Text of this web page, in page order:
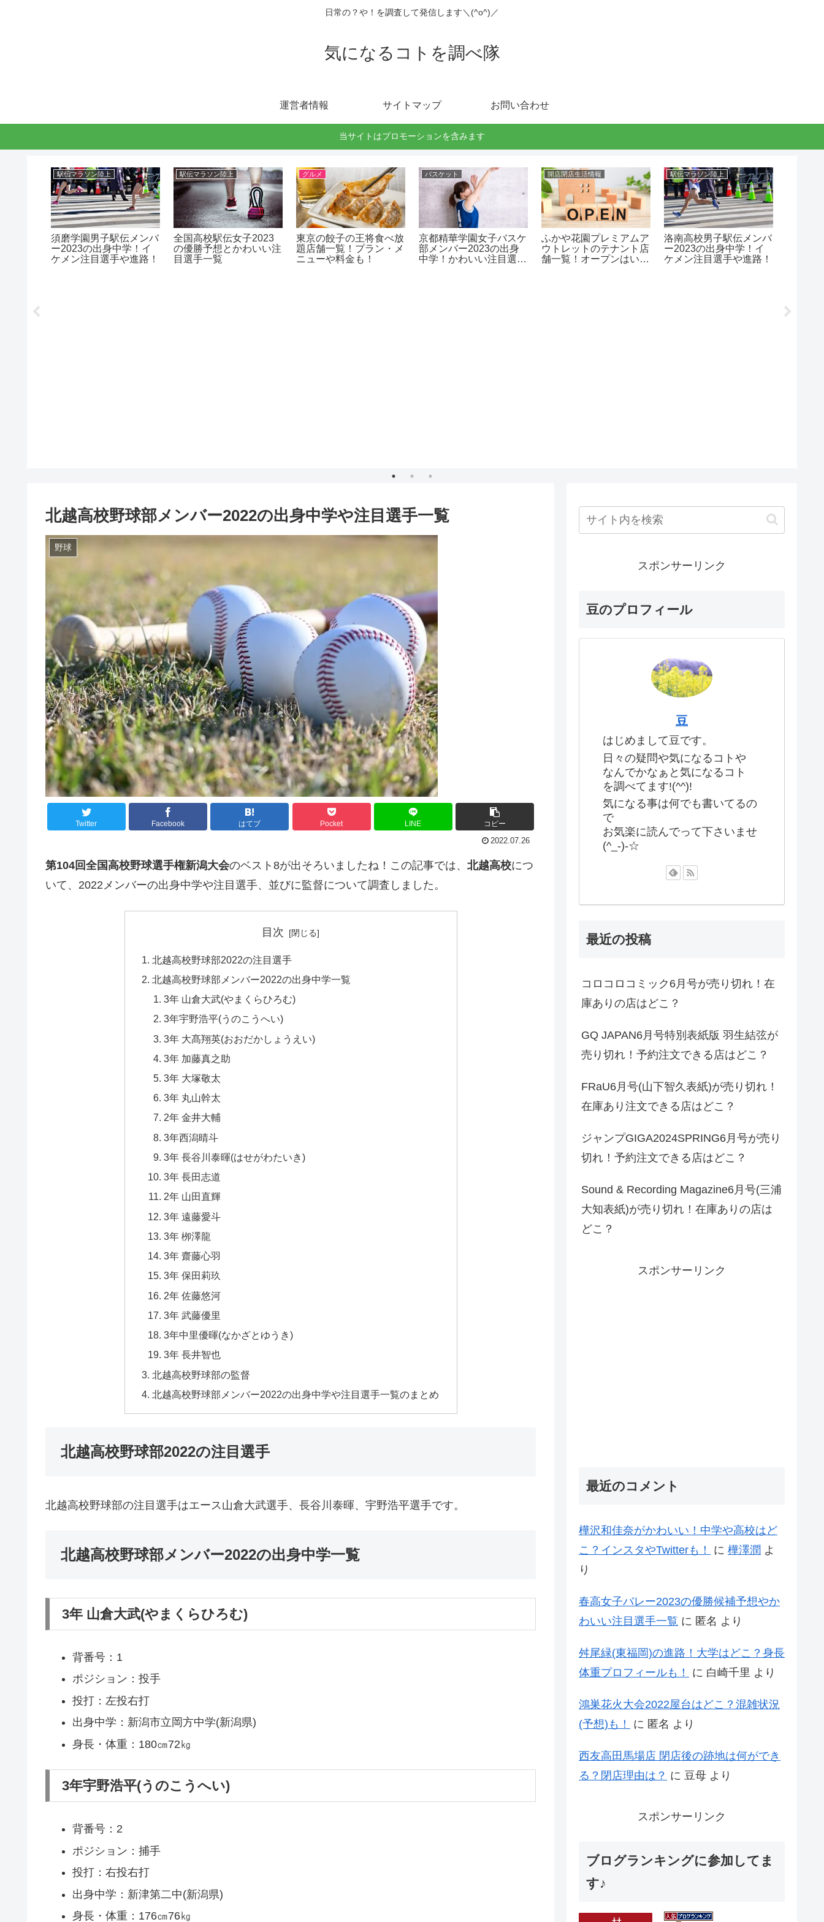
日常の？や！を調査して発信します＼(^o^)／
気になるコトを調べ隊
運営者情報 サイトマップ お問い合わせ
当サイトはプロモーションを含みます
駅伝マラソン陸上
須磨学園男子駅伝メンバ
ー2023の出身中学！イ
ケメン注目選手や進路！
駅伝マラソン陸上
全国高校駅伝女子2023
の優勝予想とかわいい注
目選手一覧
グルメ
東京の餃子の王将食べ放
題店舗一覧！プラン・メ
ニューや料金も！
バスケット
京都精華学園女子バスケ
部メンバー2023の出身
中学！かわいい注目選手
開店閉店生活情報
ふかや花園プレミアムア
ウトレットのテナント店
舗一覧！オープンはい
駅伝マラソン陸上
洛南高校男子駅伝メンバ
ー2023の出身中学！イ
ケメン注目選手や進路！
北越高校野球部メンバー2022の出身中学や注目選手一覧
野球
Twitter Facebook はてブ Pocket LINE コピー
2022.07.26
第104回全国高校野球選手権新潟大会のベスト8が出そろいましたね！この記事では、 北越高校につ
いて、2022メンバーの出身中学や注目選手、並びに監督について調査しました。
目次
北越高校野球部2022の注目選手
北越高校野球部メンバー2022の出身中学一覧
3年 山倉大武(やまくらひろむ)
3年宇野浩平(うのこうへい)
3年 大髙翔英(おおだかしょうえい)
3年 加藤真之助
3年 大塚敬太
3年 丸山幹太
2年 金井大輔
3年西潟晴斗
3年 長谷川泰暉(はせがわたいき)
3年 長田志道
2年 山田直輝
3年 遠藤愛斗
3年 栁澤龍
3年 齋藤心羽
3年 保田莉玖
2年 佐藤悠河
3年 武藤優里
3年中里優暉(なかざとゆうき)
3年 長井智也
北越高校野球部の監督
北越高校野球部メンバー2022の出身中学や注目選手一覧のまとめ
北越高校野球部2022の注目選手
北越高校野球部の注目選手はエース山倉大武選手、長谷川泰暉、宇野浩平選手です。
北越高校野球部メンバー2022の出身中学一覧
3年 山倉大武(やまくらひろむ)
背番号：1
ポジション：投手
投打：左投右打
出身中学：新潟市立岡方中学(新潟県)
身長・体重：180㎝72㎏
3年宇野浩平(うのこうへい)
背番号：2
ポジション：捕手
投打：右投右打
出身中学：新津第二中(新潟県)
身長・体重：176㎝76㎏
スポンサーリンク
豆のプロフィール
豆
はじめまして豆です。
日々の疑問や気になるコトや
なんでかなぁと気になるコト
を調べてます!(^^)!
気になる事は何でも書いてるの
で
お気楽に読んでって下さいませ
(^_-)-☆
最近の投稿
コロコロコミック6月号が売り切れ！在
庫ありの店はどこ？
GQ JAPAN6月号特別表紙版 羽生結弦が
売り切れ！予約注文できる店はどこ？
FRaU6月号(山下智久表紙)が売り切れ！
在庫あり注文できる店はどこ？
ジャンプGIGA2024SPRING6月号が売り
切れ！予約注文できる店はどこ？
Sound & Recording Magazine6月号(三浦
大知表紙)が売り切れ！在庫ありの店は
どこ？
スポンサーリンク
最近のコメント
樺沢和佳奈がかわいい！中学や高校はど
こ？インスタやTwitterも！
に 樺澤潤 よ
り
春高女子バレー2023の優勝候補予想やか
わいい注目選手一覧 に 匿名 より
舛尾緑(東福岡)の進路！大学はどこ？身長
体重プロフィールも！
に 白崎千里 より
鴻巣花火大会2022屋台はどこ？混雑状況
(予想)も！
に 匿名 より
西友高田馬場店 閉店後の跡地は何ができ
る？閉店理由は？ に 豆母 より
スポンサーリンク
ブログランキングに参加してま
す♪